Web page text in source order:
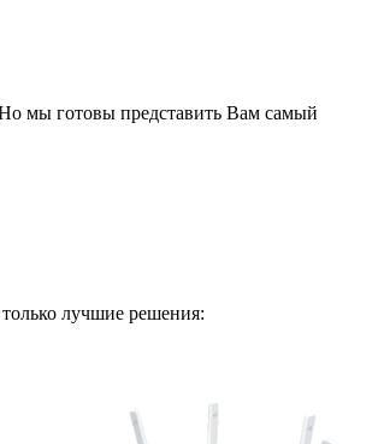
мы готовы представить Вам самый
лучшие решения: